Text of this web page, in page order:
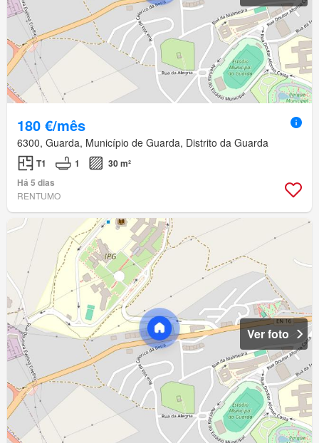
180 €/mês
6300, Guarda, Município de Guarda, Distrito da Guarda
T1 1
30 m²
Há 5 dias
RENTUMO
Ver foto